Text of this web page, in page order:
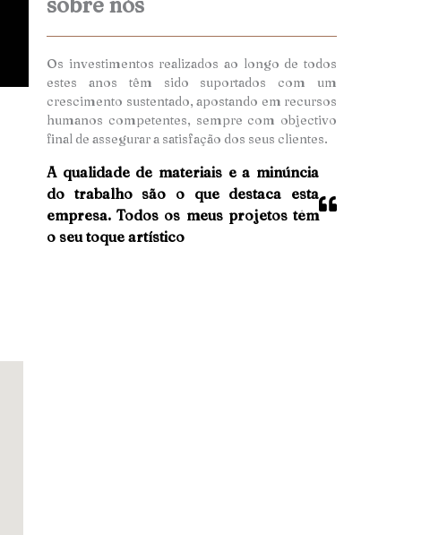
Os investimentos realizados ao longo de todos
estes anos têm sido suportados com um
crescimento sustentado, apostando em recursos
humanos competentes, sempre com objectivo
final de assegurar a satisfação dos seus clientes.
A qualidade de materiais e a minúncia
do trabalho são o que destaca esta
empresa. Todos os meus projetos têm
o seu toque artístico